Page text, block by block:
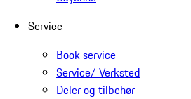
Service
Book service
Service/ Verksted
Deler og tilbehør